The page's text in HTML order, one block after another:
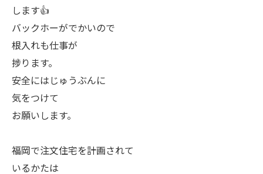
します👍
バックホーがでかいので
根入れも仕事が
捗ります。
安全にはじゅうぶんに
気をつけて
お願いします。
福岡で注文住宅を計画されて
いるかたは